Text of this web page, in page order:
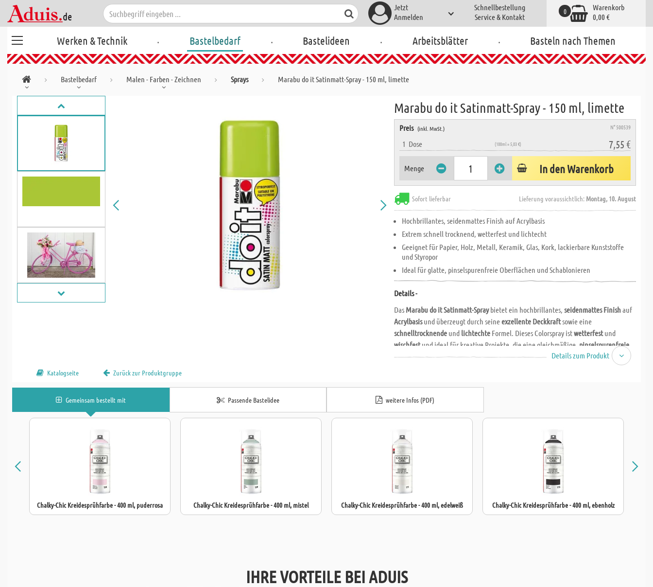
Jetzt
Anmelden
Schnellbestellung
Service & Kontakt
Warenkorb
0,00 €
0
Werken & Technik . Bastelbedarf . Bastelideen . Arbeitsblätter . Basteln nach Themen
Bastelbedarf Malen - Farben - Zeichnen Sprays Marabu do it Satinmatt-Spray - 150 ml, limette
Marabu do it Satinmatt-Spray - 150 ml, limette
Preis (inkl. MwSt.) N° 500539
1 Dose (100ml = 5,03 €) 7,55 €
Menge In den Warenkorb
Sofort lieferbar Lieferung voraussichtlich: Montag, 10. August
Hochbrillantes, seidenmattes Finish auf Acrylbasis
Extrem schnell trocknend, wetterfest und lichtecht
Geeignet für Papier, Holz, Metall, Keramik, Glas, Kork, lackierbare Kunststoffe
und Styropor
Ideal für glatte, pinselspurenfreie Oberflächen und Schablonieren
Details -
Das Marabu do it Satinmatt-Spraybietet ein hochbrillantes,seidenmattes Finishauf
Acrylbasisund überzeugt durch seineexzellente Deckkraftsowie eine
schnelltrocknende und lichtechte Formel. Dieses Colorspray istwetterfestund
wischfestund ideal für kreative Projekte, die eine gleichmäßige, pinselspurenfreie
Oberflächeerfordern.
Es ist zudem styroporfest und benötigt keine Grundierung. Seine besonderen
, die eine hochwertige, gleichmäßige und langlebige
Oberfläche verlangen.
Details zum Produkt
Katalogseite Zurück zur Produktgruppe
Gemeinsam bestellt mit Passende Bastelidee weitere Infos (PDF)
Chalky-Chic Kreidesprühfarbe - 400 ml, puderrosa Chalky-Chic Kreidesprühfarbe - 400 ml, mistel Chalky-Chic Kreidesprühfarbe - 400 ml, edelweiß Chalky-Chic Kreidesprühfarbe - 400 ml, ebenholz
IHRE VORTEILE BEI ADUIS